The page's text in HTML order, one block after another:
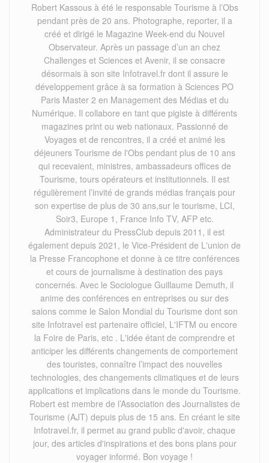
Robert Kassous à été le responsable Tourisme à l’Obs
pendant près de 20 ans. Photographe, reporter, il a
créé et dirigé le Magazine Week-end du Nouvel
Observateur. Après un passage d’un an chez
Challenges et Sciences et Avenir, il se consacre
désormais à son site Infotravel.fr dont il assure le
développement grâce à sa formation à Sciences PO
Paris Master 2 en Management des Médias et du
Numérique. Il collabore en tant que pigiste à différents
magazines print ou web nationaux. Passionné de
Voyages et de rencontres, il a créé et animé les
déjeuners Tourisme de l'Obs pendant plus de 10 ans
qui recevaient, ministres, ambassadeurs offices de
Tourisme, tours opérateurs et institutionnels. Il est
régulièrement l’invité de grands médias français pour
son expertise de plus de 30 ans,sur le tourisme, LCI,
Soir3, Europe 1, France Info TV, AFP etc.
Administrateur du PressClub depuis 2011, il est
également depuis 2021, le Vice-Président de L'union de
la Presse Francophone et donne à ce titre conférences
et cours de journalisme à destination des pays
concernés. Avec le Sociologue Guillaume Demuth, il
anime des conférences en entreprises ou sur des
salons comme le Salon Mondial du Tourisme dont son
site Infotravel est partenaire officiel, L'IFTM ou encore
la Foire de Paris, etc . L'idée étant de comprendre et
anticiper les différents changements de comportement
des touristes, connaître l’impact des nouvelles
technologies, des changements climatiques et de leurs
applications et implications dans le monde du Tourisme.
Robert est membre de l’Association des Journalistes de
Tourisme (AJT) depuis plus de 15 ans. En créant le site
Infotravel.fr, il permet au grand public d'avoir, chaque
jour, des articles d'inspirations et des bons plans pour
voyager informé. Bon voyage !